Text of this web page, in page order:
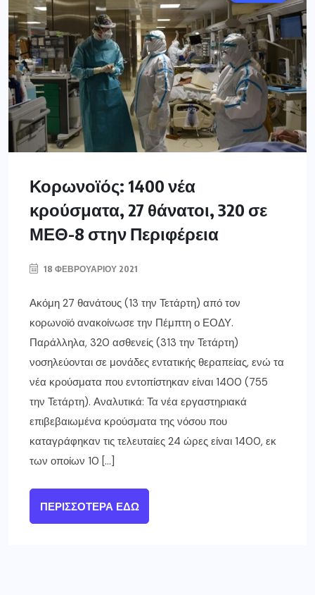
Κορωνοϊός: 1400 νέα
κρούσματα, 27 θάνατοι, 320 σε
ΜΕΘ-8 στην Περιφέρεια
18 ΦΕΒΡΟΥΑΡΊΟΥ 2021
Ακόμη 27 θανάτους (13 την Τετάρτη) από τον
κορωνοϊό ανακοίνωσε την Πέμπτη ο ΕΟΔΥ.
Παράλληλα, 320 ασθενείς (313 την Τετάρτη)
νοσηλεύονται σε μονάδες εντατικής θεραπείας, ενώ τα
νέα κρούσματα που εντοπίστηκαν είναι 1400 (755
την Τετάρτη). Αναλυτικά: Τα νέα εργαστηριακά
επιβεβαιωμένα κρούσματα της νόσου που
καταγράφηκαν τις τελευταίες 24 ώρες είναι 1400, εκ
των οποίων 10 […]
ΠΕΡΙΣΣΌΤΕΡΑ ΕΔΏ